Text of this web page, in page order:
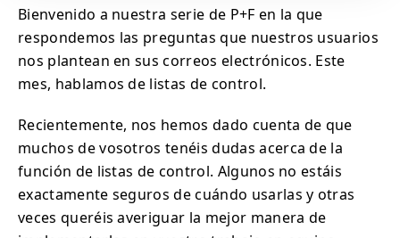
Bienvenido a nuestra serie de P+F en la que
respondemos las preguntas que nuestros usuarios
nos plantean en sus correos electrónicos. Este
mes, hablamos de listas de control.
Recientemente, nos hemos dado cuenta de que
muchos de vosotros tenéis dudas acerca de la
función de listas de control. Algunos no estáis
exactamente seguros de cuándo usarlas y otras
veces queréis averiguar la mejor manera de